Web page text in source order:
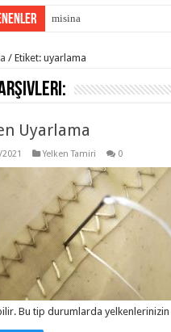
misina
/ Etiket: uyarlama
Uyarlama
Yelken Tamiri 0
Bu tip durumlarda